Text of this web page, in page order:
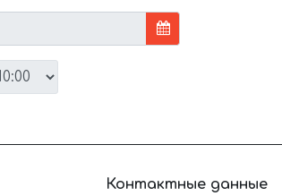
Контактные данные